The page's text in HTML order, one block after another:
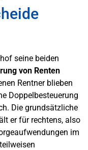
seine beiden
von Renten
Rentner blieben
Doppelbesteuerung
Die grundsätzliche
er für rechtens, also
im